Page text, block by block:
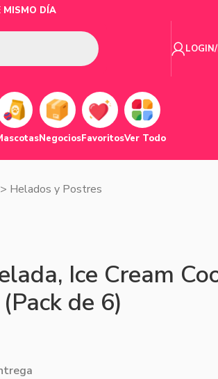
MISMO DÍA
NegociosFavoritosVer Todo
> Helados y Postres
Ice Cream
de 6)